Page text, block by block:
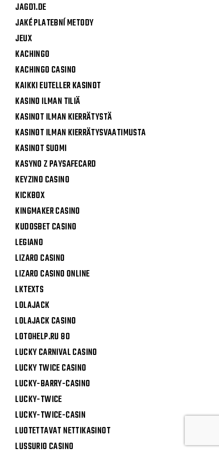
JAGD1.DE
JAKÉ PLATEBNÍ METODY
JEUX
KACHINGO
KACHINGO CASINO
KAIKKI EUTELLER KASINOT
KASINO ILMAN TILIÄ
KASINOT ILMAN KIERRÄTYSTÄ
KASINOT ILMAN KIERRÄTYSVAATIMUSTA
KASINOT SUOMI
KASYNO Z PAYSAFECARD
KEYZINO CASINO
KICKBOX
KINGMAKER CASINO
KUDOSBET CASINO
LEGIANO
LIZARO CASINO
LIZARO CASINO ONLINE
LKTEXTS
LOLAJACK
LOLAJACK CASINO
LOTOHELP.RU 80
LUCKY CARNIVAL CASINO
LUCKY TWICE CASINO
LUCKY-BARRY-CASINO
LUCKY-TWICE
LUCKY-TWICE-CASIN
LUOTETTAVAT NETTIKASINOT
LUSSURIO CASINO